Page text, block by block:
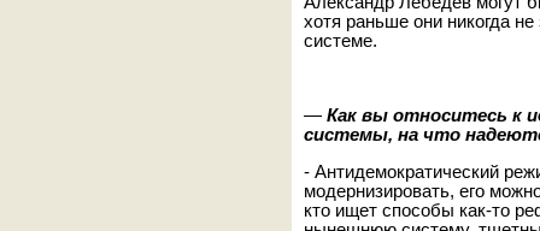
хотя раньше они никогда
системе.
— Как вы относитесь к
системы, на что
- Антидемократический
модернизировать, его
кто ищет способы как-то